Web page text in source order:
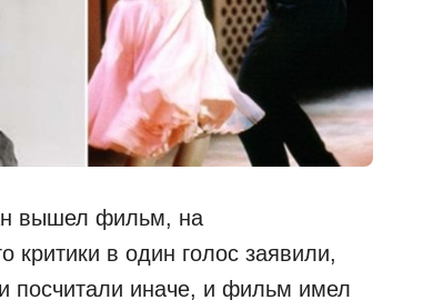
вышел фильм, на
критики в один голос заявили,
посчитали иначе, и фильм имел